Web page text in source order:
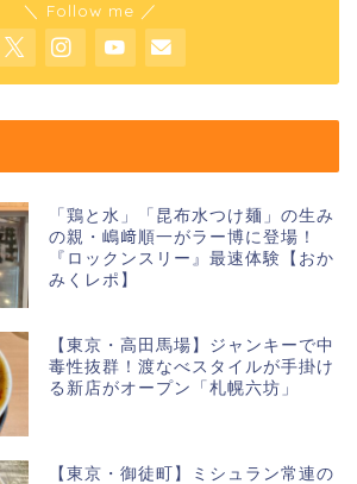
＼ Follow me ／
「鶏と水」「昆布水つけ麺」の生み
の親・嶋﨑順一がラー博に登場！
『ロックンスリー』最速体験【おか
みくレポ】
【東京・高田馬場】ジャンキーで中
毒性抜群！渡なべスタイルが手掛け
る新店がオープン「札幌六坊」
【東京・御徒町】ミシュラン常連の